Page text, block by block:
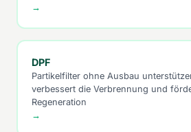
→
DPF
Partikelfilter ohne Ausbau
verbessert die Verbrennung und
Regeneration
→